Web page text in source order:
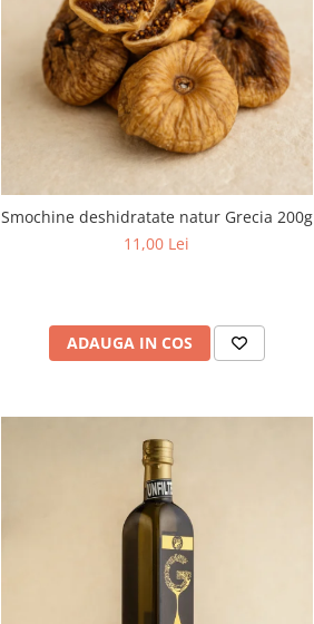
Smochine deshidratate natur Grecia 200g
11,00 Lei
ADAUGA IN COS